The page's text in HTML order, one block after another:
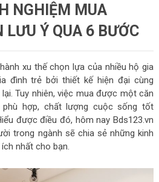
NGHIỆM MUA
LƯU Ý QUA 6 BƯỚC
xu thế chọn lựa của nhiều hộ gia
đình trẻ bởi thiết kế hiện đại cùng
Tuy nhiên, việc mua được một căn
hợp, chất lượng cuộc sống tốt
được điều đó, hôm nay Bds123.vn
trong ngành sẽ chia sẻ những kinh
nhất cho bạn.